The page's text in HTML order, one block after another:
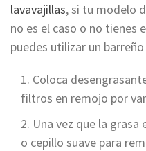
lavavajillas, si tu modelo
no es el caso o no
puedes utilizar un
Coloca
filtros en remojo por
Una vez que la
o cepillo suave para